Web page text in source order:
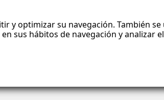
y optimizar su navegación. También
sus hábitos de navegación y analizar